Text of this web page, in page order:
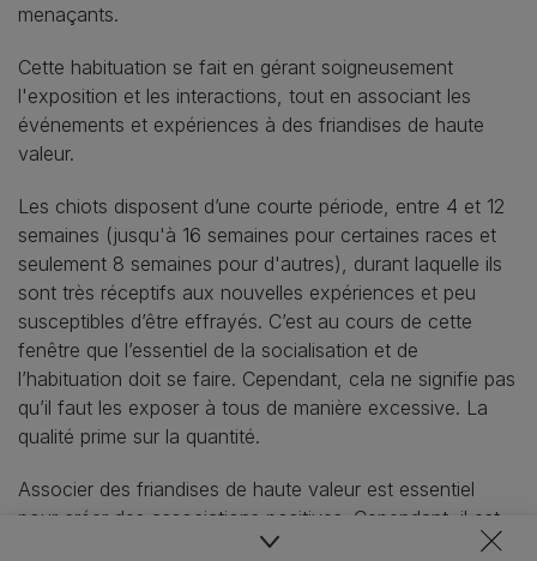
menaçants.
Cette habituation se fait en gérant soigneusement
l'exposition et les interactions, tout en associant les
événements et expériences à des friandises de haute
valeur.
Les chiots disposent d’une courte période, entre 4 et 12
semaines (jusqu'à 16 semaines pour certaines races et
seulement 8 semaines pour d'autres), durant laquelle ils
sont très réceptifs aux nouvelles expériences et peu
susceptibles d’être effrayés. C’est au cours de cette
fenêtre que l’essentiel de la socialisation et de
l’habituation doit se faire. Cependant, cela ne signifie pas
qu’il faut les exposer à tous de manière excessive. La
qualité prime sur la quantité.
Associer des friandises de haute valeur est essentiel
pour créer des associations positives. Cependant, il est
facile d’oublier cette étape jusqu’à ce que le chiot montre